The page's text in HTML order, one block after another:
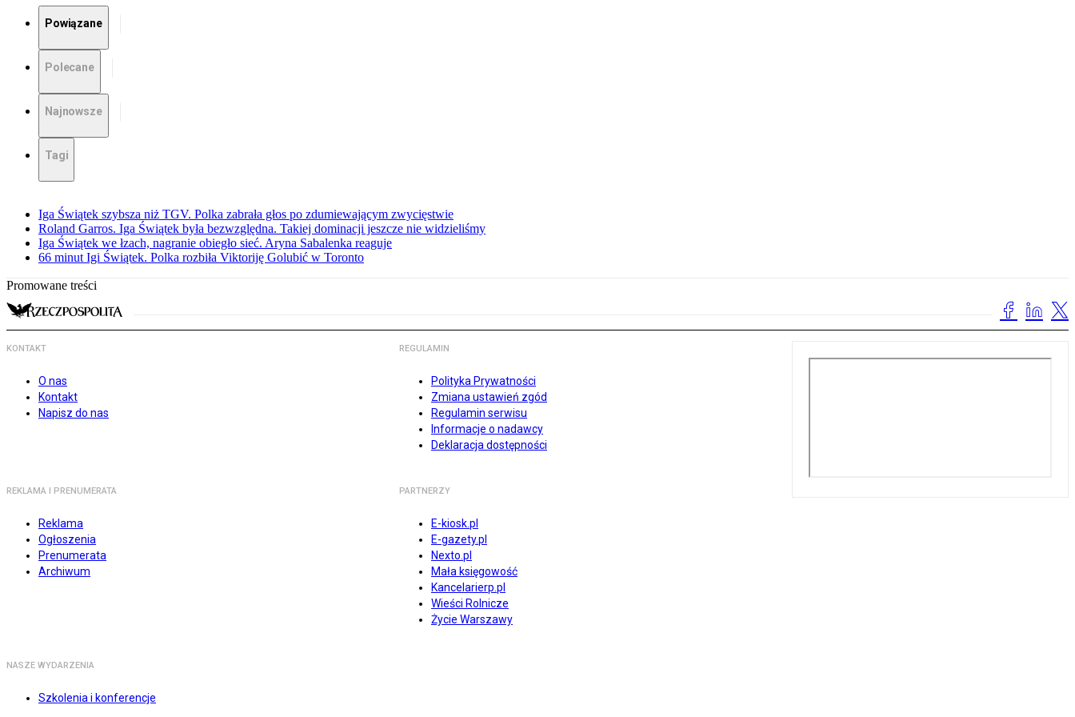
Powiązane
Polecane
Najnowsze
Tagi
Iga Świątek szybsza niż TGV. Polka zabrała głos po zdumiewającym zwycięstwie
Roland Garros. Iga Świątek była bezwzględna. Takiej dominacji jeszcze nie widzieliśmy
Iga Świątek we łzach, nagranie obiegło sieć. Aryna Sabalenka reaguje
66 minut Igi Świątek. Polka rozbiła Viktoriję Golubić w Toronto
Promowane treści
KONTAKT
O nas
Kontakt
Napisz do nas
REGULAMIN
Polityka Prywatności
Zmiana ustawień zgód
Regulamin serwisu
Informacje o nadawcy
Deklaracja dostępności
REKLAMA I PRENUMERATA
Reklama
Ogłoszenia
Prenumerata
Archiwum
PARTNERZY
E-kiosk.pl
E-gazety.pl
Nexto.pl
Mała księgowość
Kancelarierp.pl
Wieści Rolnicze
Życie Warszawy
NASZE WYDARZENIA
Szkolenia i konferencje